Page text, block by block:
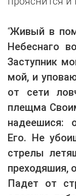
“Живый в
Небеснаго
Заступник
мой, и
от сети
плещма
надеешися:
Его. Не
стрелы
преходяшия,
Падет от